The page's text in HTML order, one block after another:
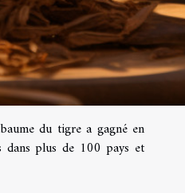
du tigre a gagné en
dans plus de 100 pays et